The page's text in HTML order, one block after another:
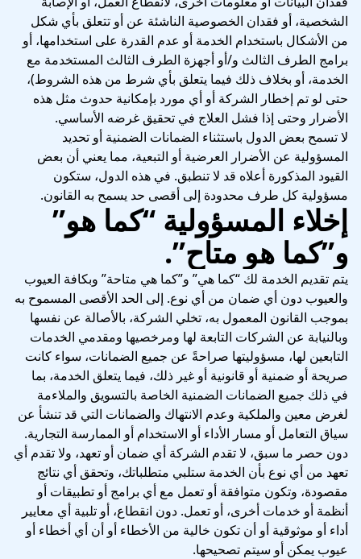
الشخصية، أو فقدان الخصوصية الناشئة عن أو تتعلق بأي شكل
من الأشكال باستخدام الخدمة أو عدم القدرة على استخدامها، أو
برامج الطرف الثالث و/أو أجهزة الطرف الثالث المستخدمة مع
الخدمة، أو بخلاف ذلك فيما يتعلق بأي شرط من هذه الشروط)،
حتى لو تم إخطار الشركة أو أي مورد بإمكانية حدوث مثل هذه
الأضرار وحتى إذا فشل العلاج في تحقيق غرضه الأساسي.
لا تسمح بعض الدول باستثناء الضمانات الضمنية أو تحديد
المسؤولية عن الأضرار العرضية أو التبعية، مما يعني أن بعض
القيود المذكورة أعلاه قد لا تنطبق. في هذه الدول، ستكون
مسؤولية كل طرف محدودة إلى أقصى حد يسمح به القانون.
إخلاء المسؤولية “كما هو”
و”كما هو متاح”.
يتم تقديم الخدمة لك “كما هي” و”كما هي متاحة” وبكافة العيوب
والعيوب دون أي ضمان من أي نوع. إلى الحد الأقصى المسموح به
بموجب القانون المعمول به، تخلي الشركة، بالأصالة عن نفسها
وبالنيابة عن الشركات التابعة لها ومرخصيها ومقدمي الخدمات
التابعين لها، مسؤوليتها صراحةً عن جميع الضمانات، سواء كانت
صريحة أو ضمنية أو قانونية أو غير ذلك، فيما يتعلق الخدمة، بما
في ذلك جميع الضمانات الضمنية الخاصة بالتسويق والملاءمة
لغرض معين والملكية وعدم الانتهاك والضمانات التي قد تنشأ عن
سياق التعامل أو مسار الأداء أو الاستخدام أو الممارسة التجارية.
دون حصر ما سبق، لا تقدم الشركة أي ضمان أو تعهد، ولا تقدم أي
تعهد من أي نوع بأن الخدمة ستلبي متطلباتك، وتحقق أي نتائج
مقصودة، وتكون متوافقة أو تعمل مع أي برامج أو تطبيقات أو
أنظمة أو خدمات أخرى، أو تعمل. دون انقطاع، أو تلبية أي معايير
أداء أو موثوقية أو أن تكون خالية من الأخطاء أو أن أي أخطاء أو
عيوب يمكن أو سيتم تصحيحها.